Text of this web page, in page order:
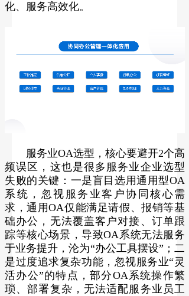
化、服务高效化。
服务业OA选型，核心要避开2个高
频误区，这也是很多服务业企业选型
失败的关键：一是盲目选用通用型OA
系统，忽视服务业客户协同核心需
求，通用OA仅能满足请假、报销等基
础办公，无法覆盖客户对接、订单跟
踪等核心场景，导致OA系统无法服务
于业务提升，沦为“办公工具摆设”；二
是过度追求复杂功能，忽视服务业“灵
活办公”的特点，部分OA系统操作繁
琐、部署复杂，无法适配服务业员工